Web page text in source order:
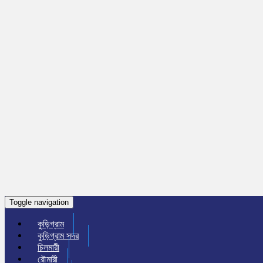
Toggle navigation
কুড়িগ্রাম
কুড়িগ্রাম সদর
চিলমারী
রৌমারী